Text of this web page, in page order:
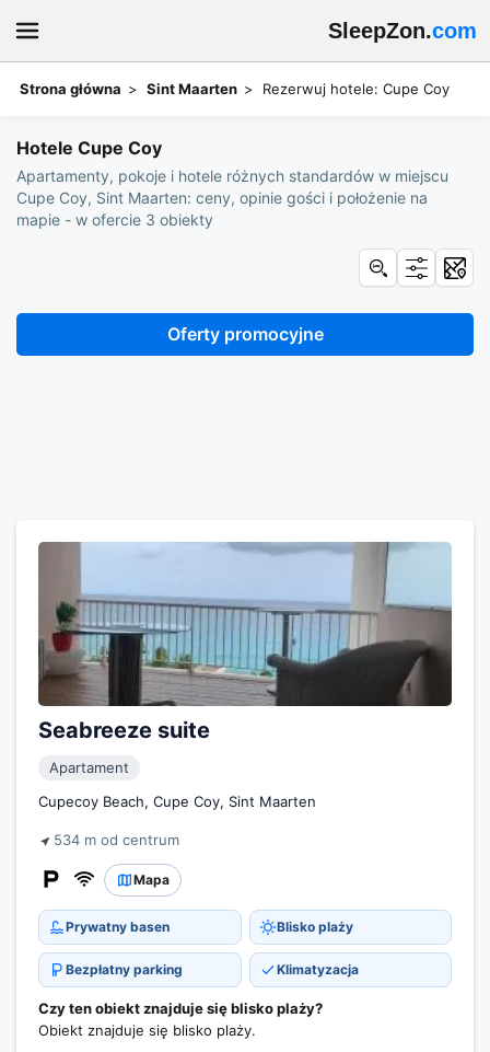
SleepZon.com
Strona główna Sint Maarten Rezerwuj hotele: Cupe Coy
Hotele Cupe Coy
Apartamenty, pokoje i hotele różnych standardów w miejscu
Cupe Coy, Sint Maarten: ceny, opinie gości i położenie na
mapie - w ofercie 3 obiekty
Seabreeze suite
Apartament
Cupecoy Beach, Cupe Coy, Sint Maarten
534 m od centrum
Mapa
Prywatny basen Blisko plaży
Bezpłatny parking Klimatyzacja
Czy ten obiekt znajduje się blisko plaży?
Obiekt znajduje się blisko plaży.
Oferty promocyjne